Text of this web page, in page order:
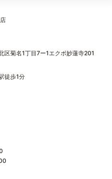
区菊名1丁目7ー1エクボ妙蓮寺201
徒歩1分